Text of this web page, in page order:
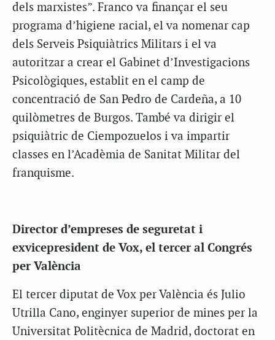
dels marxistes”. Franco va finançar el seu
programa d’higiene racial, el va nomenar cap
dels Serveis Psiquiàtrics Militars i el va
autoritzar a crear el Gabinet d’Investigacions
Psicològiques, establit en el camp de
concentració de San Pedro de Cardeña, a 10
quilòmetres de Burgos. També va dirigir el
psiquiàtric de Ciempozuelos i va impartir
classes en l’Acadèmia de Sanitat Militar del
franquisme.
Director d’empreses de seguretat i
exvicepresident de Vox, el tercer al Congrés
per València
El tercer diputat de Vox per València és Julio
Utrilla Cano, enginyer superior de mines per la
Universitat Politècnica de Madrid, doctorat en